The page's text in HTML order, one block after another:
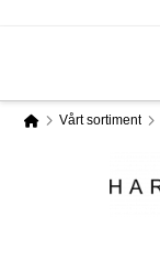
HomeVårt sortiment